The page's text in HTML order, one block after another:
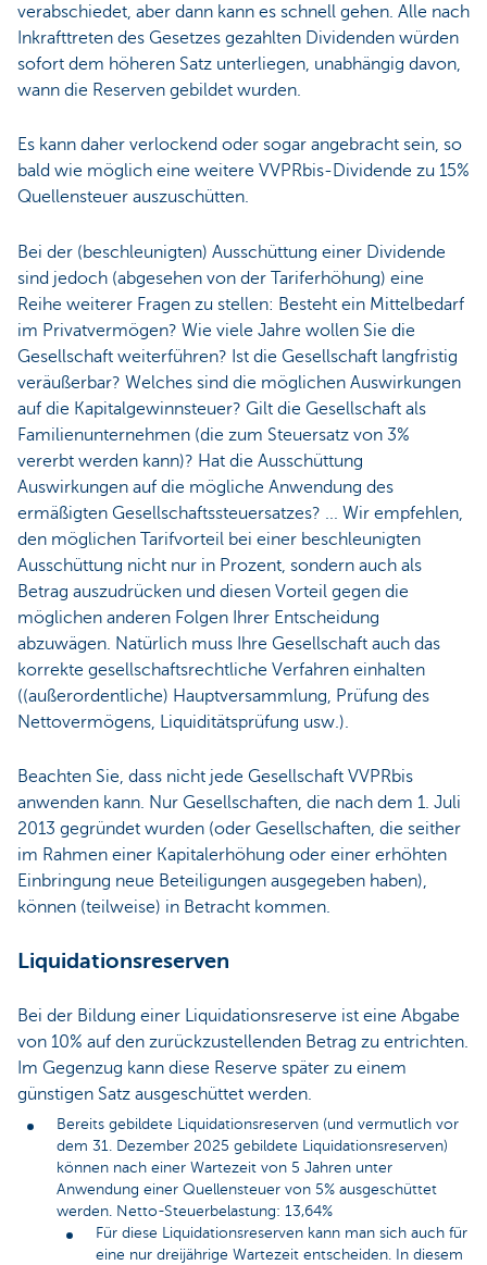
verabschiedet, aber dann kann es schnell gehen. Alle nach
Inkrafttreten des Gesetzes gezahlten Dividenden würden
sofort dem höheren Satz unterliegen, unabhängig davon,
wann die Reserven gebildet wurden.
Es kann daher verlockend oder sogar angebracht sein, so
bald wie möglich eine weitere VVPRbis-Dividende zu 15%
Quellensteuer auszuschütten.
Bei der (beschleunigten) Ausschüttung einer Dividende
sind jedoch (abgesehen von der Tariferhöhung) eine
Reihe weiterer Fragen zu stellen: Besteht ein Mittelbedarf
im Privatvermögen? Wie viele Jahre wollen Sie die
Gesellschaft weiterführen? Ist die Gesellschaft langfristig
veräußerbar? Welches sind die möglichen Auswirkungen
auf die Kapitalgewinnsteuer? Gilt die Gesellschaft als
Familienunternehmen (die zum Steuersatz von 3%
vererbt werden kann)? Hat die Ausschüttung
Auswirkungen auf die mögliche Anwendung des
ermäßigten Gesellschaftssteuersatzes? ... Wir empfehlen,
den möglichen Tarifvorteil bei einer beschleunigten
Ausschüttung nicht nur in Prozent, sondern auch als
Betrag auszudrücken und diesen Vorteil gegen die
möglichen anderen Folgen Ihrer Entscheidung
abzuwägen. Natürlich muss Ihre Gesellschaft auch das
korrekte gesellschaftsrechtliche Verfahren einhalten
((außerordentliche) Hauptversammlung, Prüfung des
Nettovermögens, Liquiditätsprüfung usw.).
Beachten Sie, dass nicht jede Gesellschaft VVPRbis
anwenden kann. Nur Gesellschaften, die nach dem 1. Juli
2013 gegründet wurden (oder Gesellschaften, die seither
im Rahmen einer Kapitalerhöhung oder einer erhöhten
Einbringung neue Beteiligungen ausgegeben haben),
können (teilweise) in Betracht kommen.
Liquidationsreserven
Bei der Bildung einer Liquidationsreserve ist eine Abgabe
von 10% auf den zurückzustellenden Betrag zu entrichten.
Im Gegenzug kann diese Reserve später zu einem
günstigen Satz ausgeschüttet werden.
Bereits gebildete Liquidationsreserven (und vermutlich vor
dem 31. Dezember 2025 gebildete Liquidationsreserven)
können nach einer Wartezeit von 5 Jahren unter
Anwendung einer Quellensteuer von 5% ausgeschüttet
werden. Netto-Steuerbelastung: 13,64%
Für diese Liquidationsreserven kann man sich auch für
eine nur dreijährige Wartezeit entscheiden. In diesem